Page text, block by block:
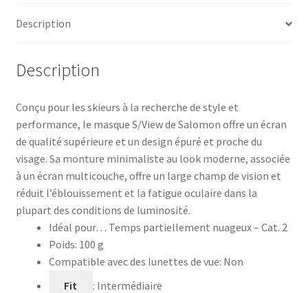
Description
Description
Conçu pour les skieurs à la recherche de style et
performance, le masque S/View de Salomon offre un écran
de qualité supérieure et un design épuré et proche du
visage. Sa monture minimaliste au look moderne, associée
à un écran multicouche, offre un large champ de vision et
réduit l’éblouissement et la fatigue oculaire dans la
plupart des conditions de luminosité.
Idéal pour… Temps partiellement nuageux – Cat. 2
Poids: 100 g
Compatible avec des lunettes de vue: Non
Fit
: Intermédiaire